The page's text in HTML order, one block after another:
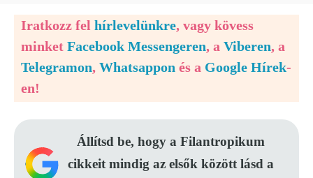
Iratkozz fel hírlevelünkre, vagy kövess
minket Facebook Messengeren, a Viberen, a
Telegramon, Whatsappon és a Google Hírek-
en!
Állítsd be, hogy a Filantropikum
cikkeit mindig az elsők között lásd a